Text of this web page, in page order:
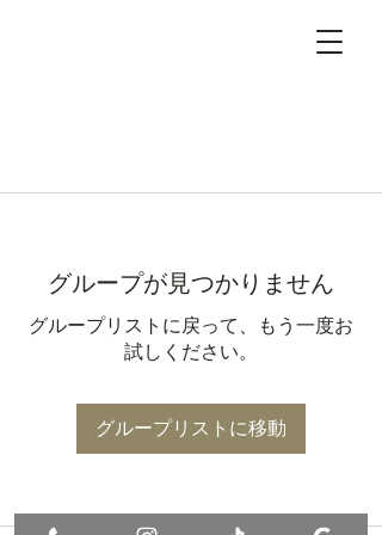
グループが見つかりません
グループリストに戻って、もう一度お
試しください。
グループリストに移動